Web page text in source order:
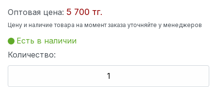
Оптовая цена: 5 700 тг.
Цену и наличие товара на момент заказа уточняйте у менеджеров
Есть в наличии
Количество: